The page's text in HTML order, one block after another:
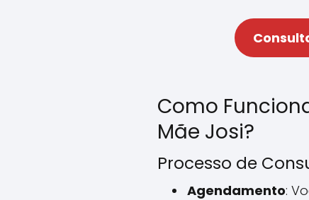
Como
Mãe Josi?
Processo de
Agendamento: